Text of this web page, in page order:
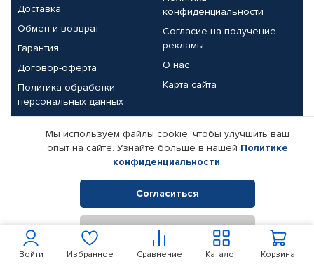
Войти Избранное Сравнение Корзина
Каталог
Доставка
Обмен и возврат
Гарантия
Договор-оферта
Политика обработки
персональных данных
конфиденциальности
Согласие на получение
рекламы
О нас
Карта сайта
Партнерам
Корпоративным клиентам
Поставщикам
Реквизиты компании
© КАМАЗ ЦЕНТР ДОНЕЦК, 2015-2026. Все права защищены.
Интернет-магазин автомобильных товаров Автопрофи.
Мы используем файлы cookie, чтобы улучшить ваш
опыт на сайте. Узнайте больше в нашей Политике
конфиденциальности.
Согласиться
Отклонить